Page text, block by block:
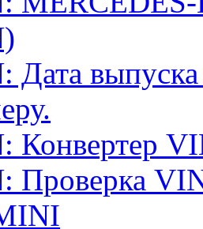
Дата
Конвертер
Проверка